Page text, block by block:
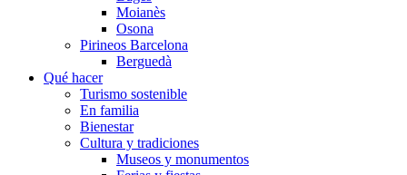
Moianès
Osona
Pirineos Barcelona
Berguedà
Qué hacer
Turismo sostenible
En familia
Bienestar
Cultura y tradiciones
Museos y monumentos